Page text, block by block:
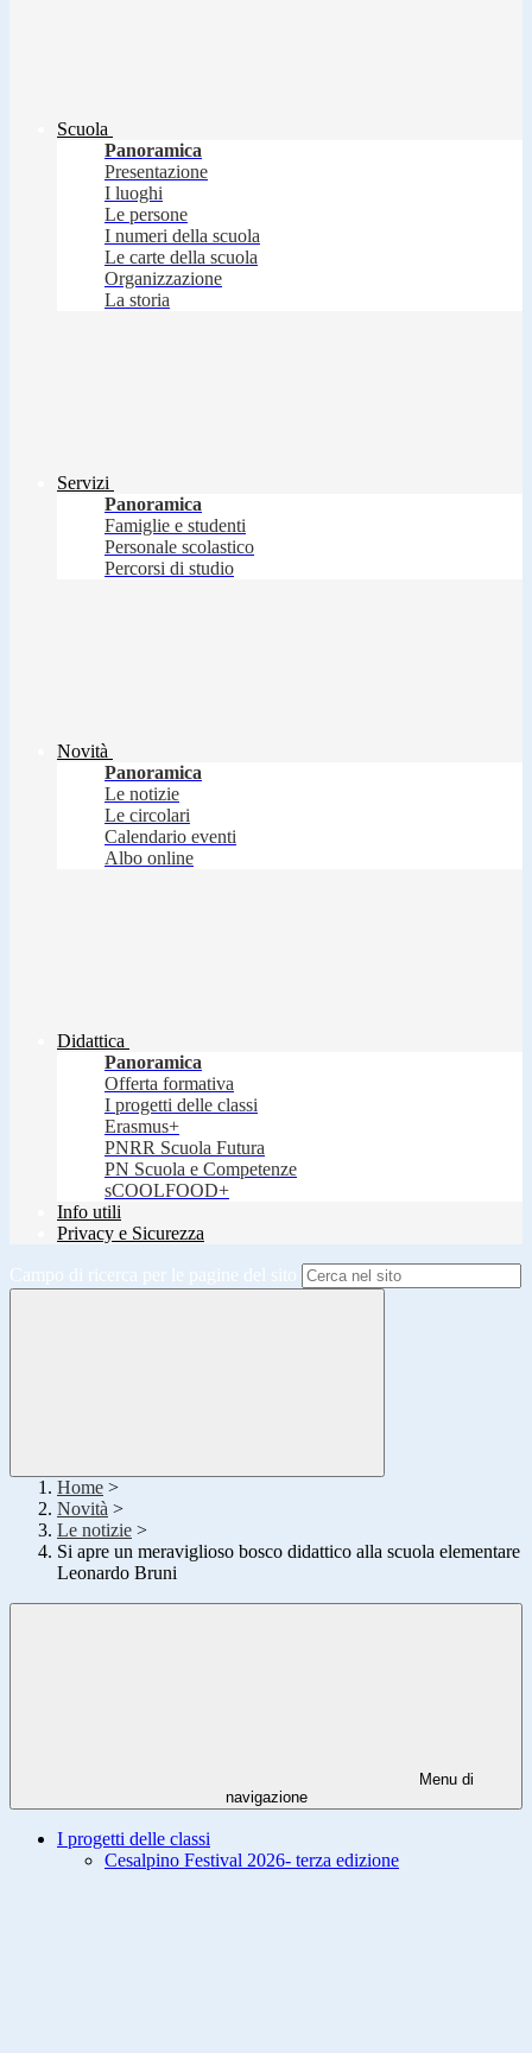
Scuola
Panoramica
Presentazione
I luoghi
Le persone
I numeri della scuola
Le carte della scuola
Organizzazione
La storia
Servizi
Panoramica
Famiglie e studenti
Personale scolastico
Percorsi di studio
Novità
Panoramica
Le notizie
Le circolari
Calendario eventi
Albo online
Didattica
Panoramica
Offerta formativa
I progetti delle classi
Erasmus+
PNRR Scuola Futura
PN Scuola e Competenze
sCOOLFOOD+
Info utili
Privacy e Sicurezza
Campo di ricerca per le pagine del sito
Home >
Novità >
Le notizie >
Si apre un meraviglioso bosco didattico alla scuola elementare
Leonardo Bruni
Menu di
navigazione
I progetti delle classi
Cesalpino Festival 2026- terza edizione